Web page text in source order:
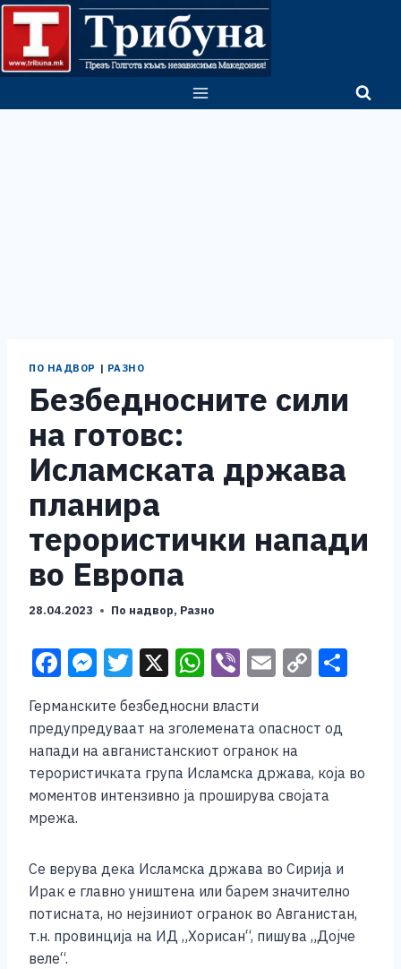
Skip
content
ПО НАДВОР | РАЗНО
Безбедносните сили
на готовс:
Исламската држава
планира
терористички напади
во Европа
28.04.2023 По надвор, Разно
F
c
e
b
o
o
k
M
ss
e
n
g
T
wi
tt
er
X W
at
s
A
p
Vi
er
E
ai
l
C
p
Li
n
Германските безбедносни власти
предупредуваат на зголемената опасност од
напади на авганистанскиот огранок на
терористичката група Исламска држава, која во
моментов интензивно ја проширува својата
мрежа.
Се верува дека Исламска држава во Сирија и
Ирак е главно уништена или барем значително
потисната, но нејзиниот огранок во Авганистан,
т.н. провинција на ИД „Хорисан“, пишува „Дојче
веле“.